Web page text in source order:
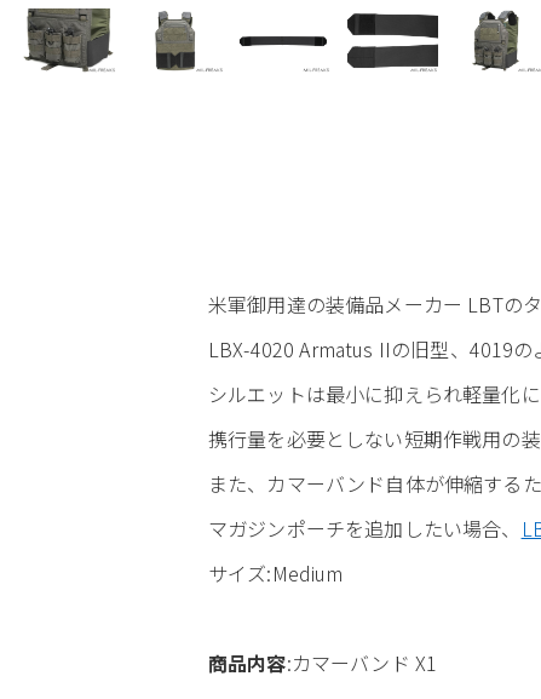
米軍御用達の装備品メーカー LBTの
LBX-4020 Armatus IIの旧型、4019の
シルエットは最小に抑えられ軽量化
携行量を必要としない短期作戦用の
また、カマーバンド自体が伸縮する
マガジンポーチを追加したい場合、
サイズ:Medium
商品内容:カマーバンド X1